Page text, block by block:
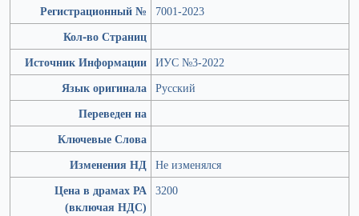
Регистрационный №
7001-2023
Кол-во Страниц
Источник Информации ИУС №3-2022
Язык оригинала Русский
Переведен на
Ключевые Слова
Изменения НД Не изменялся
Цена в драмах РА
(включая НДС)
3200